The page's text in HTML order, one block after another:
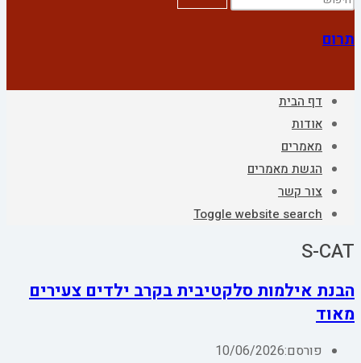
תרום
דף הבית
אודות
מאמרים
הגשת מאמרים
צור קשר
Toggle website search
S-CAT
הבנת אילמות סלקטיבית בקרב ילדים צעירים
מאוד
פורסם:10/06/2026